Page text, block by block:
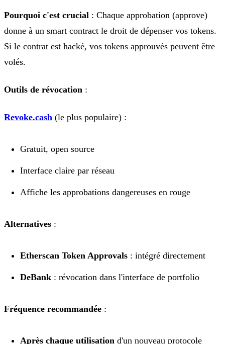
Pourquoi c'est crucial : Chaque approbation (approve)
donne à un smart contract le droit de dépenser vos tokens.
Si le contrat est hacké, vos tokens approuvés peuvent être
volés.
Outils de révocation :
Revoke.cash (le plus populaire) :
Gratuit, open source
Interface claire par réseau
Affiche les approbations dangereuses en rouge
Alternatives :
Etherscan Token Approvals : intégré directement
DeBank : révocation dans l'interface de portfolio
Fréquence recommandée :
Après chaque utilisation d'un nouveau protocole